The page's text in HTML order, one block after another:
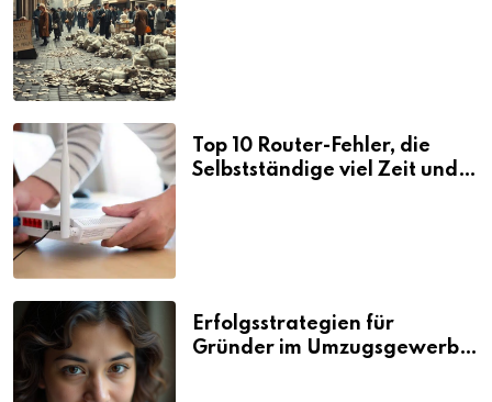
Top 10 Router-Fehler, die
Selbstständige viel Zeit und
Erfolgsstrategien für
Gründer im Umzugsgewerbe